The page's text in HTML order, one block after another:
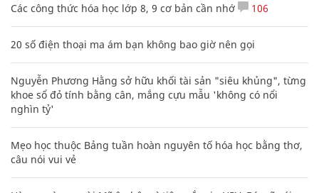
Các công thức hóa học lớp 8, 9 cơ bản cần nhớ 106
20 số điện thoại ma ám bạn không bao giờ nên gọi
Nguyễn Phương Hằng sở hữu khối tài sản "siêu khủng", từng
khoe sổ đỏ tính bằng cân, mắng cựu mẫu 'không có nổi
nghìn tỷ'
Mẹo học thuộc Bảng tuần hoàn nguyên tố hóa học bằng thơ,
câu nói vui vẻ